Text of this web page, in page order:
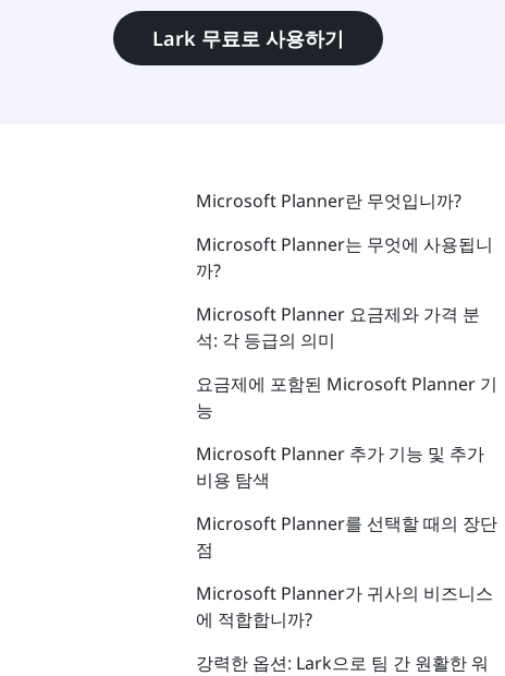
Lark 무료로 사용하기
Microsoft Planner란 무엇입니까?
Microsoft Planner는 무엇에 사용됩니
까?
Microsoft Planner 요금제와 가격 분
석: 각 등급의 의미
요금제에 포함된 Microsoft Planner 기
능
Microsoft Planner 추가 기능 및 추가
비용 탐색
Microsoft Planner를 선택할 때의 장단
점
Microsoft Planner가 귀사의 비즈니스
에 적합합니까?
강력한 옵션: Lark으로 팀 간 원활한 워